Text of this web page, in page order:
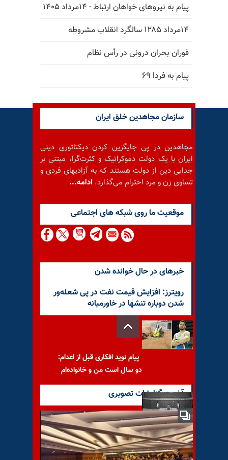
پیام به نیروهای خواهان ارتباط - ۱۴مرداد ۱۴۰۵
۱۴مرداد ۱۲۸۵ سالگرد انقلاب مشروطه
فوران بحران درونی در رأس نظام
پیام به فردا ۶۹
سازمان مجاهدین خلق ایران
مجاهدین در پی جایگزین کردن دیکتاتوری دینی
ایران با یک دولت دموکراتیک و کثرت‌گرا، مبتنی بر
جدایی دین از دولت هستند که به آزادیهای فردی و
تساوی زن و مرد احترام می‌گذارد. ادامه...
موقعيت ما روى شبكه هاى اجتماعى
خبرهای در حال خوانده شدن
رویترز: افزایش قیمت نفت در پی شعله‌ور
شدن دوباره تنشها در خاورمیانه
پیام نوید افکاری قبل از اعدام:
دو سال است من و خانواده‌ام
بلوف‌های خامنه‌ای درباره
پیشرفت‌های اقتصادی
آخرین گزارشات تصویری